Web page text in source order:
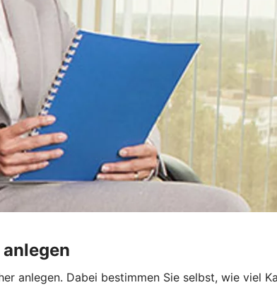
anlegen. Dabei bestimmen Sie selbst, wie viel